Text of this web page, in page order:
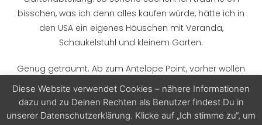
bisschen, was ich denn alles kaufen würde, hätte ich in
den USA ein eigenes Häuschen mit Veranda,
Schaukelstuhl und kleinem Garten.
Genug geträumt. Ab zum Antelope Point, vorher wollen
wir aber noch am Horseshoe Bend nach dem rechten
sehen. Schon von weitem erblicken wir die Parkplätze.
Sehr wohl richtig, Plural. In den Jahren hat sich dieser
Diese Website verwendet Cookies – nähere Informationen
dazu und zu Deinen Rechten als Benutzer findest Du in
unserer Datenschutzerklärung. Klicke auf „Ich stimme zu“, um